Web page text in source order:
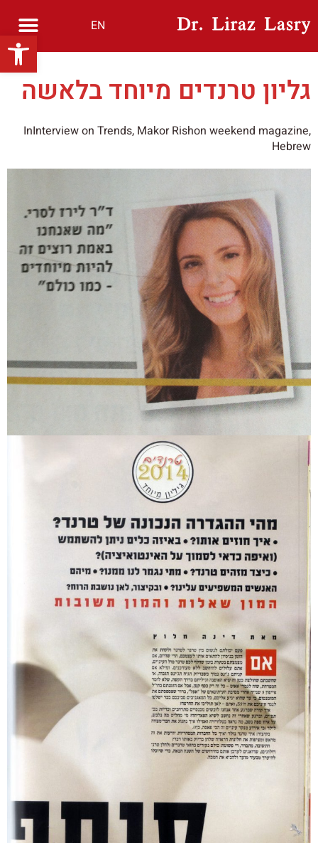
פתח סרגל נגישות EN
גליון טרנדים מיוחד בלאשה
InInterview on Trends, Makor Rishon weekend magazine,
Hebrew